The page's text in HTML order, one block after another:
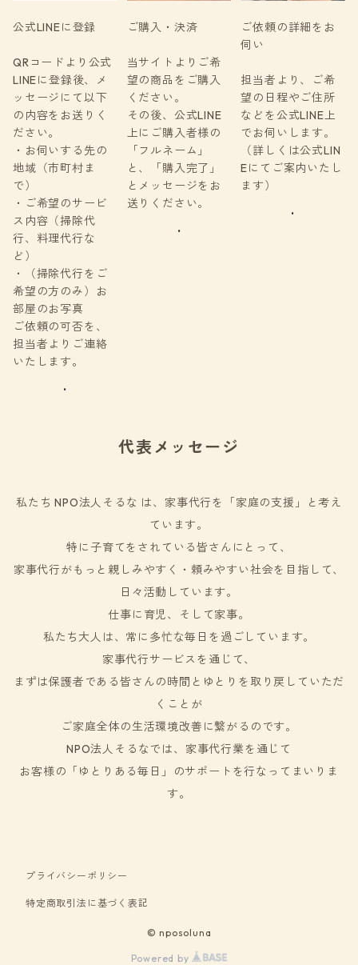
公式LINEに登録
QRコードより公式
LINEに登録後、メ
ッセージにて以下
の内容をお送りく
ださい。
・お伺いする先の
地域（市町村ま
で）
・ご希望のサービ
ス内容（掃除代
行、料理代行な
ど）
・（掃除代行をご
希望の方のみ）お
部屋のお写真
ご依頼の可否を、
担当者よりご連絡
いたします。
.
ご購入・決済
当サイトよりご希
望の商品をご購入
ください。
その後、公式LINE
上にご購入者様の
「フルネーム」
と、「購入完了」
とメッセージをお
送りください。
.
ご依頼の詳細をお
伺い
担当者より、ご希
望の日程やご住所
などを公式LINE上
でお伺いします。
（詳しくは公式LIN
Eにてご案内いたし
ます）
.
代表メッセージ
私たち NPO法人そるな は、家事代行を「家庭の支援」と考え
ています。
特に子育てをされている皆さんにとって、
家事代行がもっと親しみやすく・頼みやすい社会を目指して、
日々活動しています。
仕事に育児、そして家事。
私たち大人は、常に多忙な毎日を過ごしています。
家事代行サービスを通じて、
まずは保護者である皆さんの時間とゆとりを取り戻していただ
くことが
ご家庭全体の生活環境改善に繋がるのです。
NPO法人そるなでは、家事代行業を通じて
お客様の「ゆとりある毎日」のサポートを行なってまいりま
す。
プライバシーポリシー
特定商取引法に基づく表記
© nposoluna
Powered by